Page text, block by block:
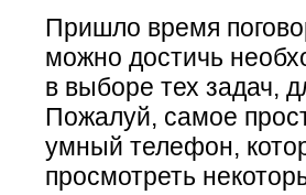
Пришло время
можно достичь
в выборе тех задач,
Пожалуй, самое
умный телефон,
просмотреть